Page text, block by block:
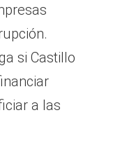
si Castillo
a las